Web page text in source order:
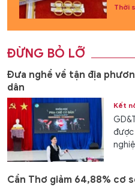
Thời
ĐỪNG BỎ LỠ
Đưa nghề về tận địa
dân
Kết
Cần Thơ giảm 64,88% cơ